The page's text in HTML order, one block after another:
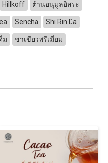
Hillkoff ต้านอนุมูลอิสระ
Sencha Shi Rin Da
ม ชาเขียวพรีเมี่ยม